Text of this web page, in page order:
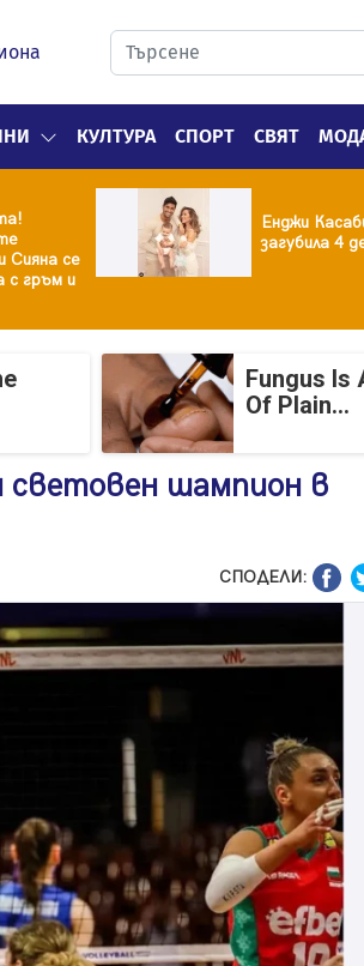
КУЛТУРА СПОРТ СВЯТ
Сияна се
с гръм и
Енджи
загубила 4
Fungus Is
Of Plain...
световен шампион в
СПОДЕЛИ: